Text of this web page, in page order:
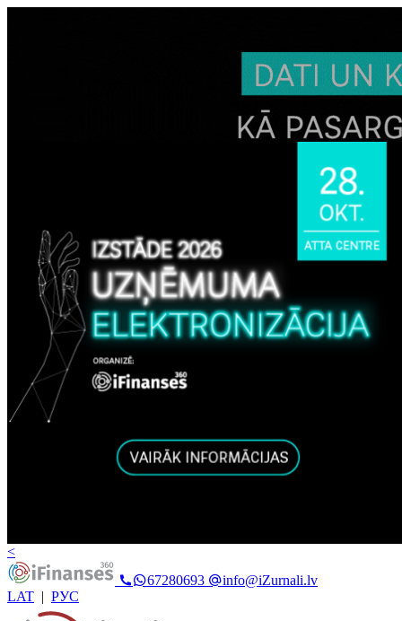
<
67280693
info@iZurnali.lv
LAT | РУС